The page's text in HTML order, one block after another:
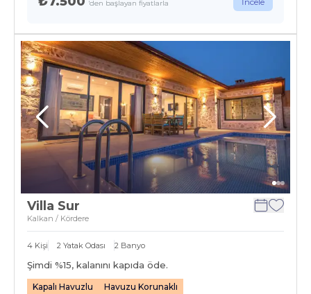
'den başlayan fiyatlarla
Villa Sur
Kalkan / Kördere
4 Kişi 2 Yatak Odası 2 Banyo
Şimdi %15, kalanını kapıda öde.
Kapalı Havuzlu Havuzu Korunaklı